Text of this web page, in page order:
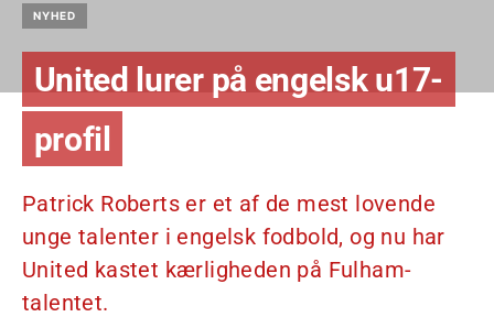
NYHED
United lurer på engelsk u17-
profil
Patrick Roberts er et af de mest lovende
unge talenter i engelsk fodbold, og nu har
United kastet kærligheden på Fulham-
talentet.